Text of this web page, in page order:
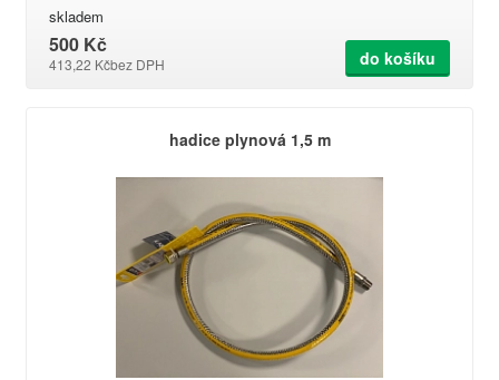
skladem
500 Kč
413,22 Kčbez DPH do košíku
hadice plynová 1,5 m